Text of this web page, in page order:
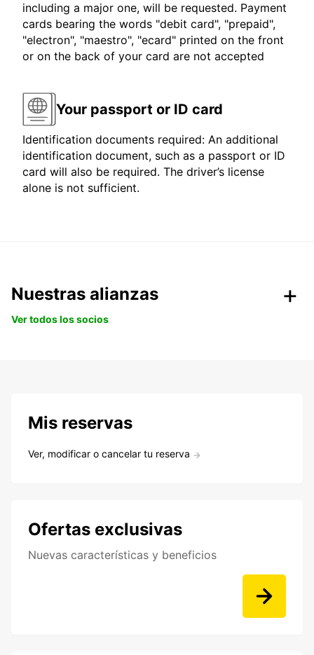
including a major one, will be requested. Payment
cards bearing the words "debit card", "prepaid",
"electron", "maestro", "ecard" printed on the front
or on the back of your card are not accepted
Your passport or ID card
Identification documents required: An additional
identification document, such as a passport or ID
card will also be required. The driver’s license
alone is not sufficient.
Nuestras alianzas
Ver todos los socios
Mis reservas
Ver, modificar o cancelar tu reserva
Ofertas exclusivas
Nuevas características y beneficios